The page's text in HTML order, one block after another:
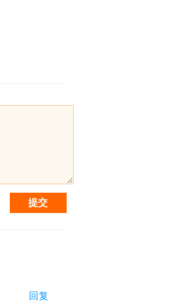
提交
回复